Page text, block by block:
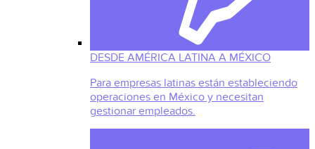
DESDE AMÉRICA LATINA A MÉXICO
Para empresas latinas están estableciendo
operaciones en México y necesitan
gestionar empleados.